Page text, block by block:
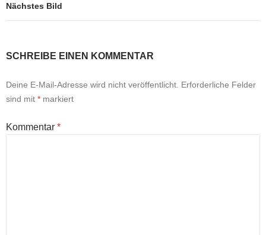
Nächstes Bild
SCHREIBE EINEN KOMMENTAR
Deine E-Mail-Adresse wird nicht veröffentlicht. Erforderliche Felder
sind mit * markiert
Kommentar *